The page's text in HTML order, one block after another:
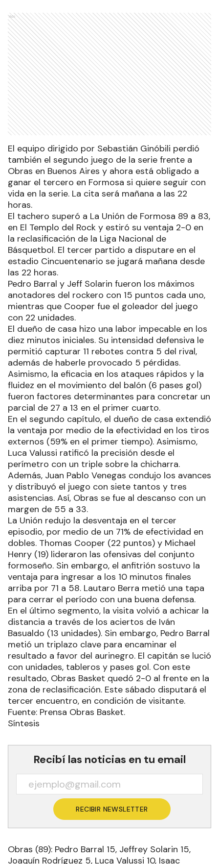
Ads
El equipo dirigido por Sebastián Ginóbili perdió
también el segundo juego de la serie frente a
Obras en Buenos Aires y ahora está obligado a
ganar el tercero en Formosa si quiere seguir con
vida en la serie. La cita será mañana a las 22
horas.
El tachero superó a La Unión de Formosa 89 a 83,
en El Templo del Rock y estiró su ventaja 2-0 en
la reclasificación de la Liga Nacional de
Básquetbol. El tercer partido a disputare en el
estadio Cincuentenario se jugará mañana desde
las 22 horas.
Pedro Barral y Jeff Solarin fueron los máximos
anotadores del rockero con 15 puntos cada uno,
mientras que Cooper fue el goleador del juego
con 22 unidades.
El dueño de casa hizo una labor impecable en los
diez minutos iniciales. Su intensidad defensiva le
permitió capturar 11 rebotes contra 5 del rival,
además de haberle provocado 5 pérdidas.
Asimismo, la eficacia en los ataques rápidos y la
fluidez en el movimiento del balón (6 pases gol)
fueron factores determinantes para concretar un
parcial de 27 a 13 en el primer cuarto.
En el segundo capítulo, el dueño de casa extendió
la ventaja por medio de la efectividad en los tiros
externos (59% en el primer tiempo). Asimismo,
Luca Valussi ratificó la precisión desde el
perímetro con un triple sobre la chicharra.
Además, Juan Pablo Venegas condujo los avances
y distribuyó el juego con siete tantos y tres
asistencias. Así, Obras se fue al descanso con un
margen de 55 a 33.
La Unión redujo la desventaja en el tercer
episodio, por medio de un 71% de efectividad en
dobles. Thomas Cooper (22 puntos) y Michael
Henry (19) lideraron las ofensivas del conjunto
formoseño. Sin embargo, el anfitrión sostuvo la
ventaja para ingresar a los 10 minutos finales
arriba por 71 a 58. Lautaro Berra metió una tapa
para cerrar el período con una buena defensa.
En el último segmento, la visita volvió a achicar la
distancia a través de los aciertos de Iván
Basualdo (13 unidades). Sin embargo, Pedro Barral
metió un triplazo clave para encaminar el
resultado a favor del aurinegro. El capitán se lució
con unidades, tableros y pases gol. Con este
resultado, Obras Basket quedó 2-0 al frente en la
zona de reclasificación. Este sábado disputará el
tercer encuentro, en condición de visitante.
Fuente: Prensa Obras Basket.
Síntesis
Recibí las noticias en tu email
RECIBIR NEWSLETTER
Obras (89): Pedro Barral 15, Jeffrey Solarin 15,
Joaquín Rodríguez 5, Luca Valussi 10, Isaac